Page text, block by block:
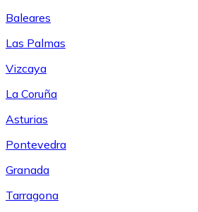
Baleares
Las Palmas
Vizcaya
La Coruña
Asturias
Pontevedra
Granada
Tarragona